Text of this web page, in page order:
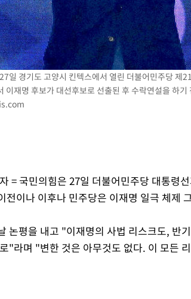
일 경기도 고양시 킨텍스에서 열린 더불어민주당 제
이재명 후보가 대선후보로 선출된 후 수락연설을 하
= 국민의힘은 27일 더불어민주당 대통령
전이나 이후나 민주당은 이재명 일극 체제
논평을 내고 "이재명의 사법 리스크도, 반
"라며 "변한 것은 아무것도 없다. 이 모든